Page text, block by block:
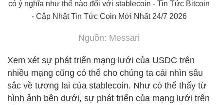
Nguồn: Messari
Xem xét sự phát triển mạng lưới của USDC trên
nhiều mạng cũng có thể cho chúng ta cái nhìn sâu
sắc về tương lai của stablecoin. Như có thể thấy từ
hình ảnh bên dưới, sự phát triển của mạng lưới trên